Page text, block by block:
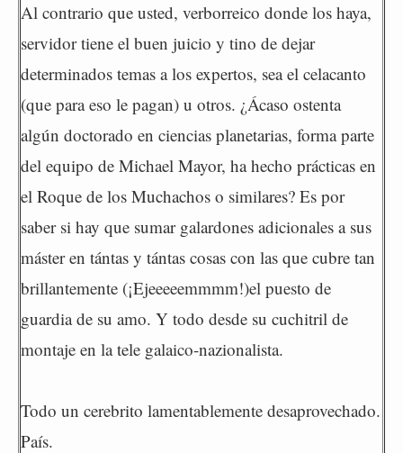
Al contrario que usted, verborreico donde los haya,
servidor tiene el buen juicio y tino de dejar
determinados temas a los expertos, sea el celacanto
(que para eso le pagan) u otros. ¿Ácaso ostenta
algún doctorado en ciencias planetarias, forma parte
del equipo de Michael Mayor, ha hecho prácticas en
el Roque de los Muchachos o similares? Es por
saber si hay que sumar galardones adicionales a sus
máster en tántas y tántas cosas con las que cubre tan
brillantemente (¡Ejeeeeemmmm!)el puesto de
guardia de su amo. Y todo desde su cuchitril de
montaje en la tele galaico-nazionalista.
Todo un cerebrito lamentablemente desaprovechado.
País.